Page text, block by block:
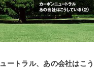
ートラル、あの会社はこう